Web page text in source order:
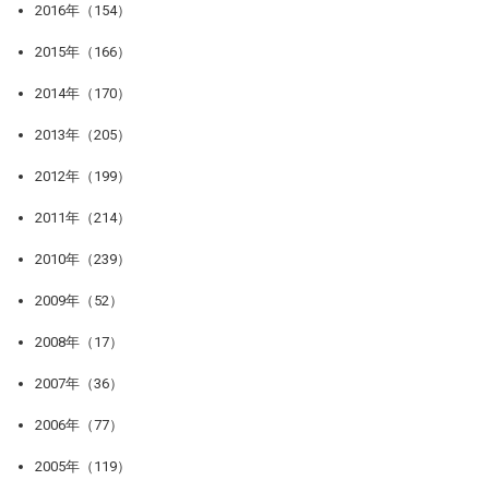
2016年（154）
2015年（166）
2014年（170）
2013年（205）
2012年（199）
2011年（214）
2010年（239）
2009年（52）
2008年（17）
2007年（36）
2006年（77）
2005年（119）